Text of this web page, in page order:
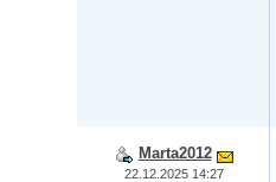
Marta2012
22.12.2025 14:27